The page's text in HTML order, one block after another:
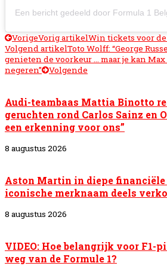
VorigeVorig artikelWin tickets voor de
Volgend artikelToto Wolff: “George
genieten de voorkeur … maar je kan
negeren”
Volgende
Audi-teambaas Mattia Binotto
geruchten rond Carlos Sainz en
een erkenning voor ons”
8 augustus 2026
Aston Martin in diepe financiële
iconische merknaam deels
8 augustus 2026
VIDEO: Hoe belangrijk voor F1-
weg van de Formule 1?